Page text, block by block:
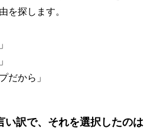
を探します。
だから」
い訳で、それを選択したのは